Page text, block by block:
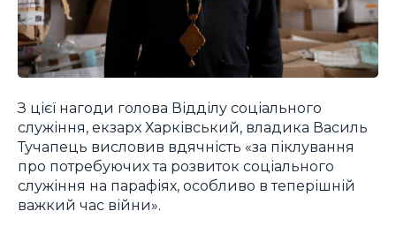
З цієї нагоди голова Відділу соціального
служіння, екзарх Харківський, владика Василь
Тучапець висловив вдячність «за піклування
про потребуючих та розвиток соціального
служіння на парафіях, особливо в теперішній
важкий час війни».